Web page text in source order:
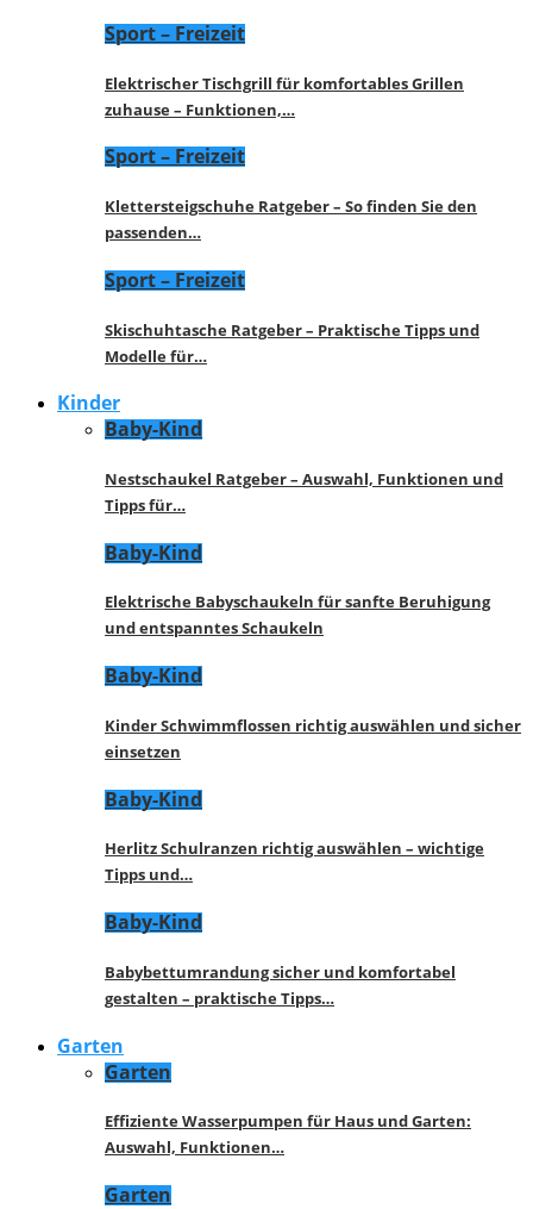
Sport – Freizeit
Elektrischer Tischgrill für komfortables Grillen
zuhause – Funktionen,…
Sport – Freizeit
Klettersteigschuhe Ratgeber – So finden Sie den
passenden…
Sport – Freizeit
Skischuhtasche Ratgeber – Praktische Tipps und
Modelle für…
Kinder
Baby-Kind
Nestschaukel Ratgeber – Auswahl, Funktionen und
Tipps für…
Baby-Kind
Elektrische Babyschaukeln für sanfte Beruhigung
und entspanntes Schaukeln
Baby-Kind
Kinder Schwimmflossen richtig auswählen und sicher
einsetzen
Baby-Kind
Herlitz Schulranzen richtig auswählen – wichtige
Tipps und…
Baby-Kind
Babybettumrandung sicher und komfortabel
gestalten – praktische Tipps…
Garten
Garten
Effiziente Wasserpumpen für Haus und Garten:
Auswahl, Funktionen…
Garten